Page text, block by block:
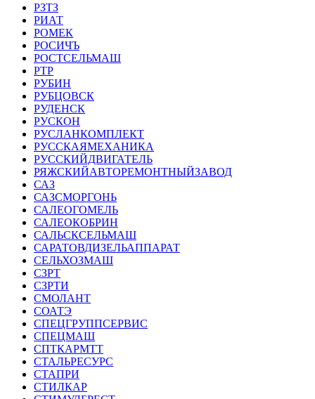
РЗТЗ
РИАТ
РОМЕК
РОСИЧЪ
РОСТСЕЛЬМАШ
РТР
РУБИН
РУБЦОВСК
РУДЕНСК
РУСКОН
РУСЛАНКОМПЛЕКТ
РУССКАЯМЕХАНИКА
РУССКИЙДВИГАТЕЛЬ
РЯЖСКИЙАВТОРЕМОНТНЫЙЗАВОД
САЗ
САЗСМОРГОНЬ
САЛЕОГОМЕЛЬ
САЛЕОКОБРИН
САЛЬСКСЕЛЬМАШ
САРАТОВДИЗЕЛЬАППАРАТ
СЕЛЬХОЗМАШ
СЗРТ
СЗРТИ
СМОЛАНТ
СОАТЭ
СПЕЦГРУППСЕРВИС
СПЕЦМАШ
СПТКАРМТТ
СТАЛЬРЕСУРС
СТАПРИ
СТИЛКАР